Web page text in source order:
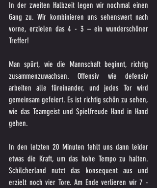
In der zweiten Halbzeit legen wir nochmal einen
Gang zu. Wir kombinieren uns sehenswert nach
vorne, erzielen das 4 - 3 – ein wunderschöner
Treffer!
Man spürt, wie die Mannschaft beginnt, richtig
zusammenzuwachsen. Offensiv wie defensiv
arbeiten alle füreinander, und jedes Tor wird
gemeinsam gefeiert. Es ist richtig schön zu sehen,
wie das Teamgeist und Spielfreude Hand in Hand
gehen.
In den letzten 20 Minuten fehlt uns dann leider
etwas die Kraft, um das hohe Tempo zu halten.
Schilcherland nutzt das konsequent aus und
erzielt noch vier Tore. Am Ende verlieren wir 7 -